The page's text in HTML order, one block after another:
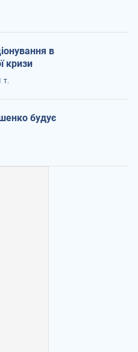
в
кризи
т.
будує